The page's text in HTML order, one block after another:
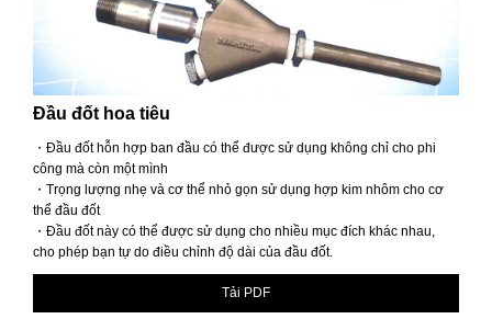
Đầu đốt hoa tiêu
・Đầu đốt hỗn hợp ban đầu có thể được sử dụng không chỉ cho phi
công mà còn một mình
・Trọng lượng nhẹ và cơ thể nhỏ gọn sử dụng hợp kim nhôm cho cơ
thể đầu đốt
・Đầu đốt này có thể được sử dụng cho nhiều mục đích khác nhau,
cho phép bạn tự do điều chỉnh độ dài của đầu đốt.
Tải PDF